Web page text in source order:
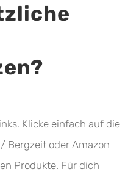
Klicke einfach auf die
Bergzeit oder Amazon
Produkte. Für dich